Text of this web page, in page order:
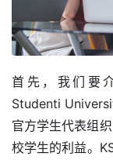
首先，我们要
Studenti
官方学生代表组
校学生的利益。